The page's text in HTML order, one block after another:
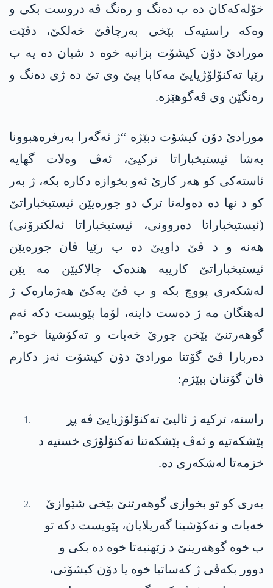
خۆلەکەکان دە ب دەنگ و رەنگ ڤە دروست بکی و
وەکە راستیەک بێخی بەرچاڤێ خەلکێ، دڤێت
مورادێ دۆن کیشۆت بزانبە خوە د شیان دە یە ب
رێیا تەکنۆلۆژیایێ مەکابا پیێ وی تێ دە ژی دەنگ و
رەنگێن وی ڤەگوهێزە.
مورادێ دۆن کیشۆت دبێژە “ژ ئەگەرا بەرفرەهبوونا
بەشا ئیستیخباراتا ترکیێ، ئەڤ وەلات گهایە
ئاستەکی کو هەر کارێ ئەو بخوازە دکارە بکە، ژ بەر
کو د نها دە دەولەتا ترک دو جورەیێن ئیستیخباراتێ
(ئیستیخباراتا دەروونی، ئیستیخباراتا ئەلکترۆنی)
هەنە و د ڤێ داویێ دە ب رێیا ڤان جورەیێن
ئیستیخباراتێ کارییە هندەک چالاکیێن مە یێن
لەشکەری پووچ بکە و ب ڤێ یەکێ هەژمارەک ژ
لەهنگان مە ژ دەست داینە، لۆما پێویست دکە ئەم
گوهەرتنێ بێخن جورێ خەبات و تەکۆشینا خوە”،
دەربارا ڤێ گۆتنا مورادێ دۆن کیشۆت ئەز دکارم
ڤان گۆتنان ببێژم:
راستە، ترکیە ژ ئالیێ تەکنۆلۆژیایێ ڤە پڕ
پێشکەتیە و ئەڤ پێشکەتنا تەکنۆلۆژی خستیە د
خزمەتا لەشکەری دە.
بەری کو تو بخوازی گوهەرتنێ بێخی شێوازێ
خەبات و تەکۆشینا گەریلایان، پێویست دکە تو
ب خوە گوهەرینێ د زێهنیەتا خوە دە بکی و
دوور بکەڤی ژ کەساتیا خوە یا دۆن کیشۆتی،